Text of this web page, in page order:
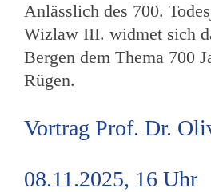
Anlässlich des 700.
Wizlaw III. widmet sich
Bergen dem Thema 700
Rügen.
Vortrag Prof. Dr.
08.11.2025, 16 Uhr